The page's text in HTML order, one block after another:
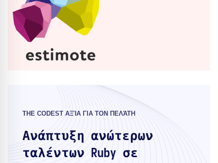
THE CODEST ΑΞΊΑ ΓΙΑ ΤΟΝ ΠΕΛΆΤΗ
Ανάπτυξη ανώτερων
ταλέντων Ruby σε